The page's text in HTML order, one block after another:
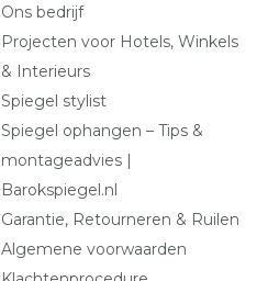
Ons bedrijf
Projecten voor Hotels, Winkels
& Interieurs
Spiegel stylist
Spiegel ophangen – Tips &
montageadvies |
Barokspiegel.nl
Garantie, Retourneren & Ruilen
Algemene voorwaarden